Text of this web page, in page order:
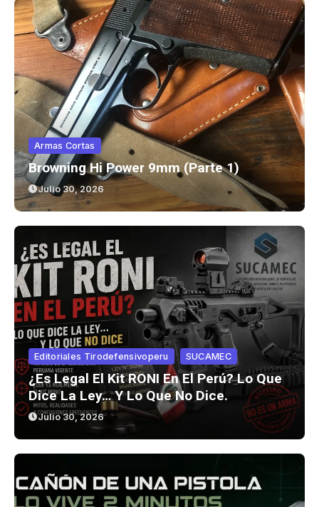
Armas Cortas
Browning Hi Power 9mm (parte 1)
Julio 30, 2026
Editoriales Tirodefensivoperu SUCAMEC
¿Es Legal El Kit RONI En El Perú? Lo Que
Dice La Ley… Y Lo Que No Dice.
Julio 30, 2026